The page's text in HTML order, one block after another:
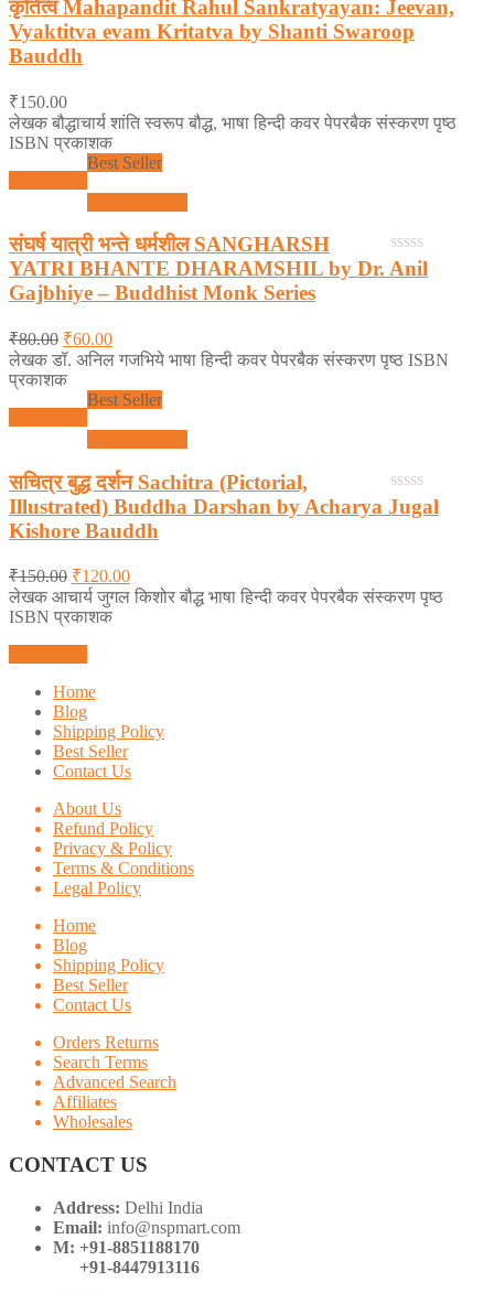
0
of
कृतित्व Mahapandit Rahul Sankratyayan: Jeevan,
Vyaktitva evam Kritatva by Shanti Swaroop
Bauddh
₹150.00
लेखक बौद्धाचार्य शांति स्वरूप बौद्ध, भाषा हिन्दी कवर पेपरबैक संस्करण पृष्ठ
ISBN प्रकाशक
Best Seller
0
संघर्ष यात्री भन्ते धर्मशील SANGHARSH
YATRI BHANTE DHARAMSHIL by Dr. Anil
Gajbhiye – Buddhist Monk Series
₹80.00 ₹60.00
लेखक डॉ. अनिल गजभिये भाषा हिन्दी कवर पेपरबैक संस्करण पृष्ठ ISBN
प्रकाशक
Best Seller
0
out
सचित्र बुद्ध दर्शन Sachitra (Pictorial,
Illustrated) Buddha Darshan by Acharya Jugal
Kishore Bauddh
₹150.00 ₹120.00
लेखक आचार्य जुगल किशोर बौद्ध भाषा हिन्दी कवर पेपरबैक संस्करण पृष्ठ
ISBN प्रकाशक
Home
Blog
Shipping Policy
Best Seller
Contact Us
About Us
Refund Policy
Privacy & Policy
Terms & Conditions
Legal Policy
Home
Blog
Shipping Policy
Best Seller
Contact Us
Orders Returns
Search Terms
Advanced Search
Affiliates
Wholesales
CONTACT US
Address: Delhi India
Email: info@nspmart.com
M: +91-8851188170
+91-8447913116